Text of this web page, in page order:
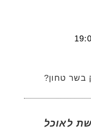
בשר טחון?
לאוכל